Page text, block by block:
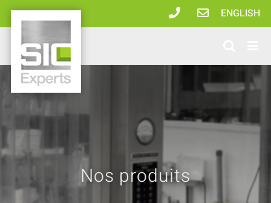
Passer
au
contenu
ENGLISH
Nos produits